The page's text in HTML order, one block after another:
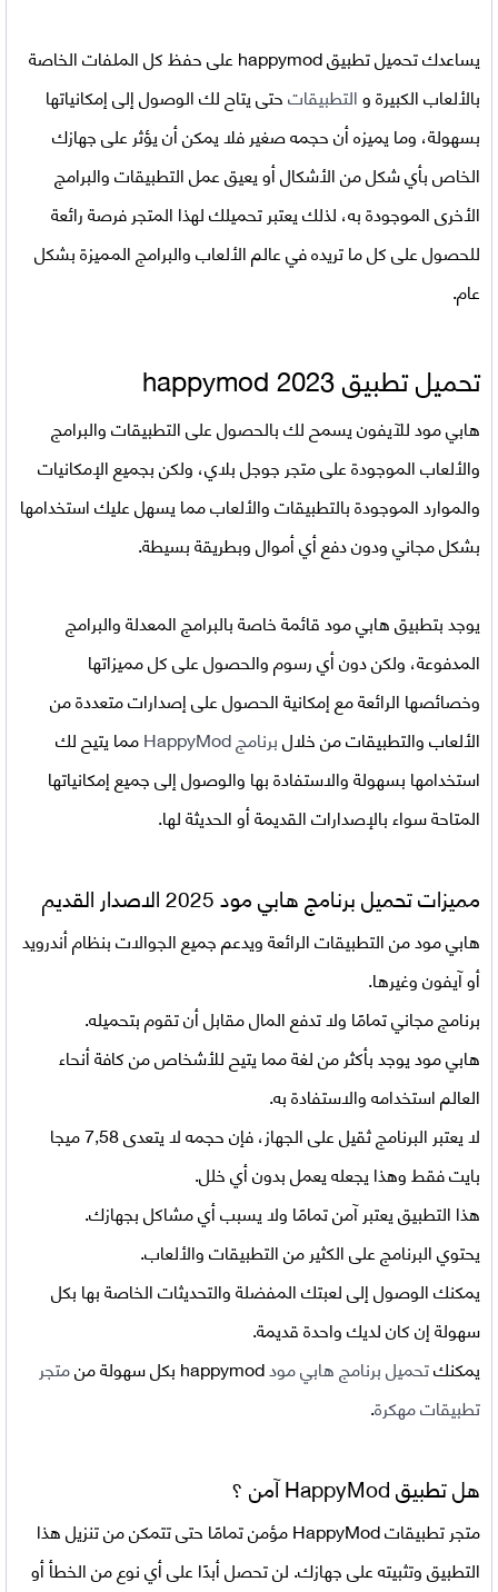
يساعدك تحميل تطبيق happymod على حفظ كل الملفات الخاصة
بالألعاب الكبيرة والتطبيقاتحتى يتاح لك الوصول إلى إمكانياتها
بسهولة، وما يميزه أن حجمه صغير فلا يمكن أن يؤثر على جهازك
الخاص بأي شكل من الأشكال أو يعيق عمل التطبيقات والبرامج
الأخرى الموجودة به، لذلك يعتبر تحميلك لهذا المتجر فرصة رائعة
للحصول على كل ما تريده في عالم الألعاب والبرامج المميزة بشكل
عام.
تحميل تطبيقhappymod 2023
هابي مود للآيفون يسمح لك بالحصول على التطبيقات والبرامج
والألعاب الموجودة على متجر جوجل بلاي، ولكن بجميع الإمكانيات
والموارد الموجودة بالتطبيقات والألعاب مما يسهل عليك استخدامها
بشكل مجاني ودون دفع أي أموال وبطريقة بسيطة.
يوجد بتطبيق هابي مود قائمة خاصة بالبرامج المعدلة والبرامج
المدفوعة، ولكن دون أي رسوم والحصول على كل مميزاتها
وخصائصها الرائعة مع إمكانية الحصول على إصدارات متعددة من
الألعاب والتطبيقات من خلالبرنامج HappyMod
مما يتيح لك
استخدامها بسهولة والاستفادة بها والوصول إلى جميع إمكانياتها
المتاحة سواء بالإصدارات القديمة أو الحديثة لها.
مميزات تحميل برنامج هابي مود 2025 الاصدار القديم
هابي مود من التطبيقات الرائعة ويدعم جميع الجوالات بنظام أندرويد
أو آيفون وغيرها.
برنامج مجاني تمامًا ولا تدفع المال مقابل أن تقوم بتحميله.
هابي مود يوجد بأكثر من لغة مما يتيح للأشخاص من كافة أنحاء
العالم استخدامه والاستفادة به.
لا يعتبر البرنامج ثقيل على الجهاز، فإن حجمه لا يتعدى 7,58 ميجا
بايت فقط وهذا يجعله يعمل بدون أي خلل.
هذا التطبيق يعتبر آمن تمامًا ولا يسبب أي مشاكل بجهازك.
يحتوي البرنامج على الكثير من التطبيقات والألعاب.
يمكنك الوصول إلى لعبتك المفضلة والتحديثات الخاصة بها بكل
سهولة إن كان لديك واحدة قديمة.
يمكنكتحميل برنامج هابي مود
متجر
تطبيقات مهكرة.
هل تطبيق HappyMod آمن ؟
متجر تطبيقات HappyMod مؤمن تمامًا حتى تتمكن من تنزيل هذا
التطبيق وتثبيته على جهازك. لن تحصل أبدًا على أي نوع من الخطأ أو